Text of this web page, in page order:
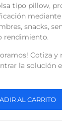
tipo pillow,
snacks,
rendimiento.
Cotiza
la solución
AL CARRITO